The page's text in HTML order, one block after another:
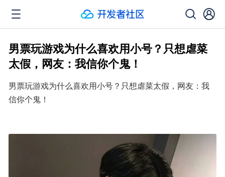
男票玩游戏为什么喜欢用小号？只想虐菜
太假，网友：我信你个鬼！
男票玩游戏为什么喜欢用小号？只想虐菜太假，网友：我
信你个鬼！